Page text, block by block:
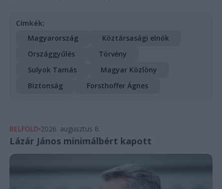
Címkék:
Magyarország
Köztársasági elnök
Országgyűlés
Törvény
Sulyok Tamás
Magyar Közlöny
Biztonság
Forsthoffer Ágnes
BELFÖLD 2026. augusztus 6.
Lázár János minimálbért kapott